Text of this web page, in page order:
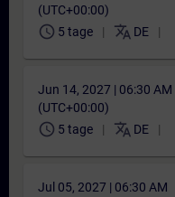
(UTC+00:00)
schedule 5 tage translate DE
Jun 14, 2027 | 06:30 AM
(UTC+00:00)
schedule 5 tage translate DE
Jul 05, 2027 | 06:30 AM